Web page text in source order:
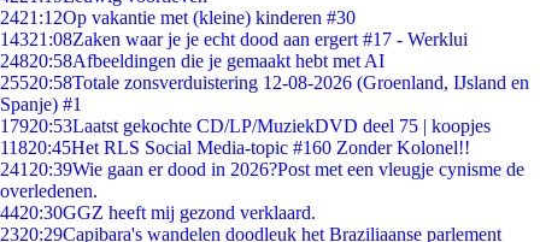
2421:12Op vakantie met (kleine) kinderen #30
14321:08Zaken waar je je echt dood aan ergert #17 - Werklui
24820:58Afbeeldingen die je gemaakt hebt met AI
25520:58Totale zonsverduistering 12-08-2026 (Groenland, IJsland en
Spanje) #1
17920:53Laatst gekochte CD/LP/MuziekDVD deel 75 | koopjes
11820:45Het RLS Social Media-topic #160 Zonder Kolonel!!
241 20:39Wie gaan er dood in 2026?Post met een vleugje cynisme de
overledenen.
4420:30GGZ heeft mij gezond verklaard.
2320:29Capibara's wandelen doodleuk het Braziliaanse parlement